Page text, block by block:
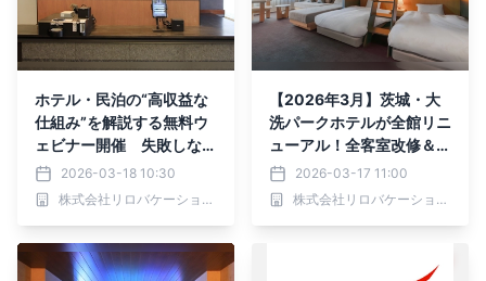
ホテル・民泊の“高収益な
仕組み”を解説する無料ウ
ェビナー開催 失敗しない
オペレーション設計とDX
活用ポイント｜2026年4
月22日（水）
2026-03-18 10:30
株式会社リロバケーションズ
【2026年3月】茨城・大
洗パークホテルが全館リニ
ューアル！全客室改修＆サ
ウナ・ジャグジー付スイー
トルームを新設
2026-03-17 11:00
株式会社リロバケーションズ